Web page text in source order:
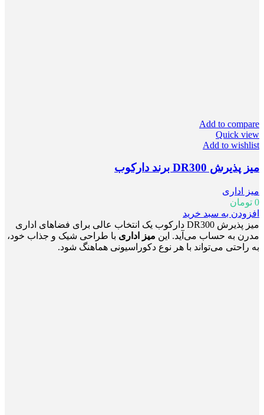
Add to compare
Quick view
Add to wishlist
میز پذیرش DR300 برند دارکوب
میز اداری
0 تومان
افزودن به سبد خرید
میز پذیرش DR300 دارکوب یک انتخاب عالی برای فضاهای اداری
مدرن به حساب می‌آید. این میز اداری با طراحی شیک و جذاب خود،
به راحتی می‌تواند با هر نوع دکوراسیونی هماهنگ شود.